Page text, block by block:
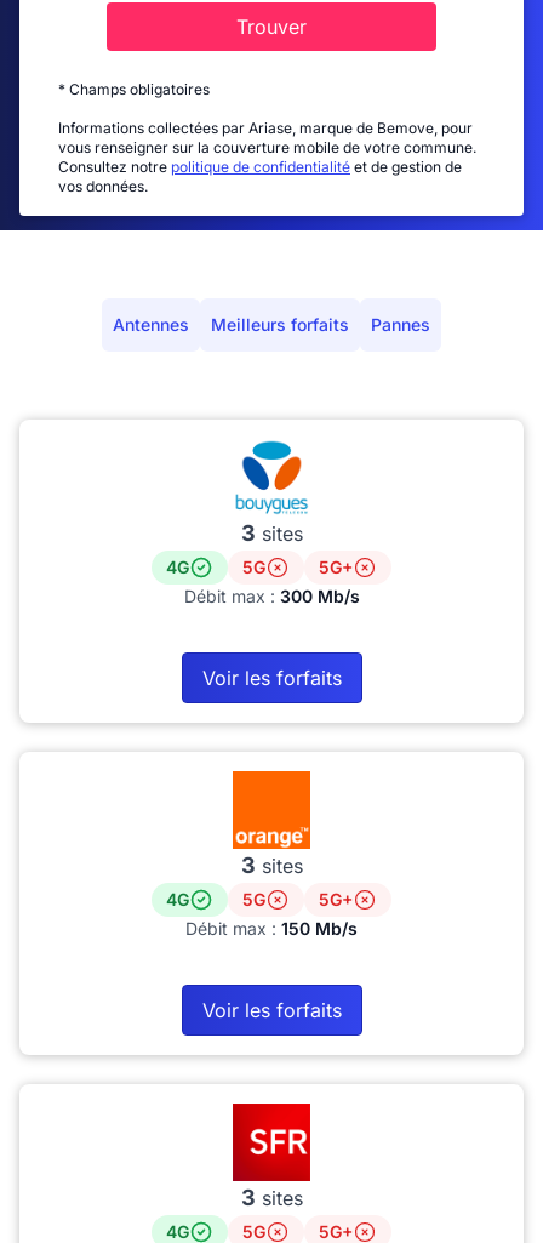
Trouver
* Champs obligatoires
Informations collectées par Ariase, marque de Bemove, pour
vous renseigner sur la couverture mobile de votre commune.
Consultez notre politique de confidentialité et de gestion de
vos données.
Antennes Meilleurs forfaits Pannes
3 sites
4G 5G
5G+
Débit max : 300 Mb/s
Voir les forfaits
3 sites
4G 5G
5G+
Débit max : 150 Mb/s
Voir les forfaits
3 sites
4G 5G
5G+